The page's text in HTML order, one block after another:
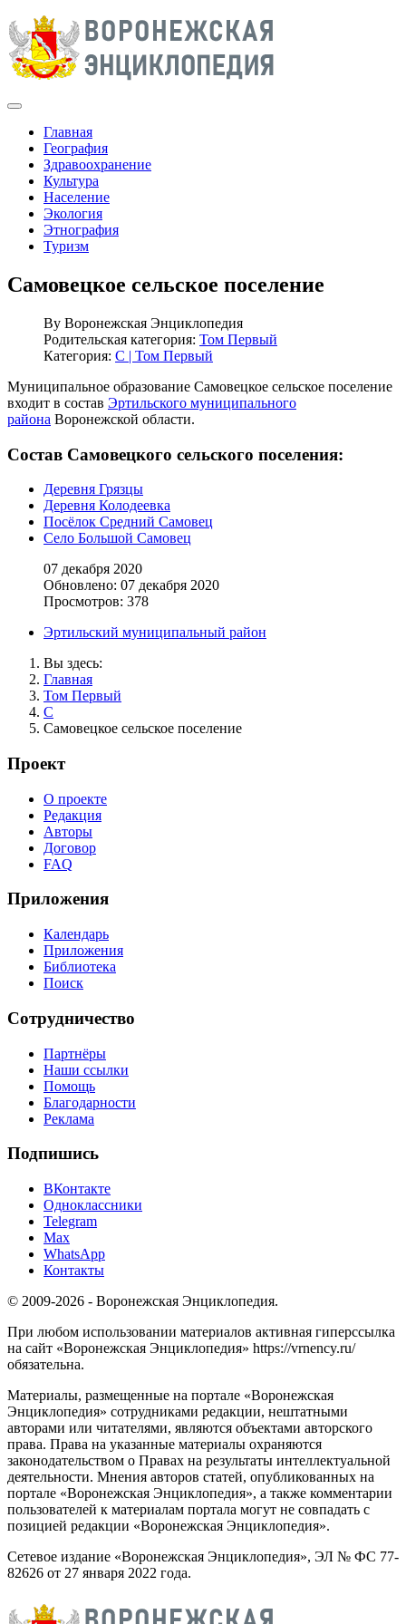
Главная
География
Здравоохранение
Культура
Население
Экология
Этнография
Туризм
Самовецкое сельское поселение
By Воронежская Энциклопедия
Родительская категория: Том Первый
Категория: С | Том Первый
Муниципальное образование Самовецкое сельское поселение
входит в состав Эртильского муниципального
района Воронежской области.
Состав Самовецкого сельского поселения:
Деревня Грязцы
Деревня Колодеевка
Посёлок Средний Самовец
Село Большой Самовец
07 декабря 2020
Обновлено: 07 декабря 2020
Просмотров: 378
Эртильский муниципальный район
Вы здесь:
Главная
Том Первый
С
Самовецкое сельское поселение
Проект
О проекте
Редакция
Авторы
Договор
FAQ
Приложения
Календарь
Приложения
Библиотека
Поиск
Сотрудничество
Партнёры
Наши ссылки
Помощь
Благодарности
Реклама
Подпишись
ВКонтакте
Одноклассники
Telegram
Max
WhatsApp
Контакты
© 2009-2026 - Воронежская Энциклопедия.
При любом использовании материалов активная гиперссылка
на сайт «Воронежская Энциклопедия» https://vrnency.ru/
обязательна.
Материалы, размещенные на портале «Воронежская
Энциклопедия» сотрудниками редакции, нештатными
авторами или читателями, являются объектами авторского
права. Права на указанные материалы охраняются
законодательством о Правах на результаты интеллектуальной
деятельности. Мнения авторов статей, опубликованных на
портале «Воронежская Энциклопедия», а также комментарии
пользователей к материалам портала могут не совпадать с
позицией редакции «Воронежская Энциклопедия».
Сетевое издание «Воронежская Энциклопедия», ЭЛ № ФС 77-
82626 от 27 января 2022 года.